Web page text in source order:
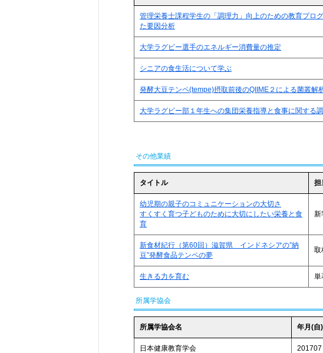
管理栄養士課程学生の「調理力」向上のための教育プロ
た要因分析
大学ラグビー選手のエネルギー消費量の推定
シニアの食生活について学ぶ
発酵大豆テンペ(tempe)摂取前後のQIIME２による菌叢解
大学ラグビー部１年生への集団栄養指導と食事に関する
その他業績
タイトル 担
幼児期の親子のコミュニケーションの大切さ
すくすく育つ子どものために大切にしたい栄養と食
育
新食材紀行（第60回）滋賀県 インドネシアの”納
豆”発酵食品テンペの夢
取
生きる力を育む 単
所属学協会
所属学協会名 年月(自)
日本健康教育学会 201707